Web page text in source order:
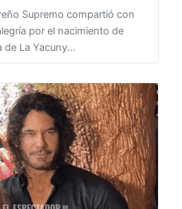
ENTRETENIMIENTO
Supremo compartió con
por el nacimiento de
de La Yacuny...